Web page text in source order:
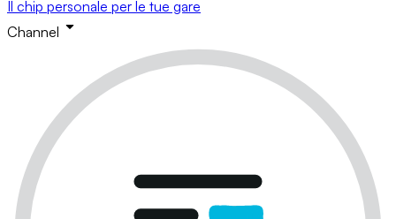
Il chip personale per le tue gare
Channel